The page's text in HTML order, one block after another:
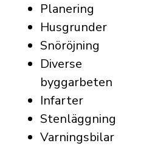
Planering
Husgrunder
Snöröjning
Diverse
byggarbeten
Infarter
Stenläggning
Varningsbilar